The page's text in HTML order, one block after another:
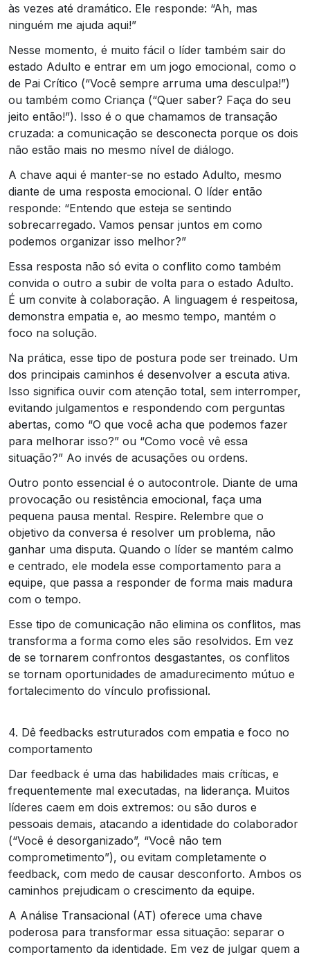
às vezes até dramático. Ele responde: “Ah, mas
ninguém me ajuda aqui!”
Nesse momento, é muito fácil o líder também sair do
estado Adulto e entrar em um jogo emocional, como o
de Pai Crítico (“Você sempre arruma uma desculpa!”)
ou também como Criança (“Quer saber? Faça do seu
jeito então!”). Isso é o que chamamos de transação
cruzada: a comunicação se desconecta porque os dois
não estão mais no mesmo nível de diálogo.
A chave aqui é manter-se no estado Adulto, mesmo
diante de uma resposta emocional. O líder então
responde: “Entendo que esteja se sentindo
sobrecarregado. Vamos pensar juntos em como
podemos organizar isso melhor?”
Essa resposta não só evita o conflito como também
convida o outro a subir de volta para o estado Adulto.
É um convite à colaboração. A linguagem é respeitosa,
demonstra empatia e, ao mesmo tempo, mantém o
foco na solução.
Na prática, esse tipo de postura pode ser treinado. Um
dos principais caminhos é desenvolver a escuta ativa.
Isso significa ouvir com atenção total, sem interromper,
evitando julgamentos e respondendo com perguntas
abertas, como “O que você acha que podemos fazer
para melhorar isso?” ou “Como você vê essa
situação?” Ao invés de acusações ou ordens.
Outro ponto essencial é o autocontrole. Diante de uma
provocação ou resistência emocional, faça uma
pequena pausa mental. Respire. Relembre que o
objetivo da conversa é resolver um problema, não
ganhar uma disputa. Quando o líder se mantém calmo
e centrado, ele modela esse comportamento para a
equipe, que passa a responder de forma mais madura
com o tempo.
Esse tipo de comunicação não elimina os conflitos, mas
transforma a forma como eles são resolvidos. Em vez
de se tornarem confrontos desgastantes, os conflitos
se tornam oportunidades de amadurecimento mútuo e
fortalecimento do vínculo profissional.
4. Dê feedbacks estruturados com empatia e foco no
comportamento
Dar feedback é uma das habilidades mais críticas, e
frequentemente mal executadas, na liderança. Muitos
líderes caem em dois extremos: ou são duros e
pessoais demais, atacando a identidade do colaborador
(“Você é desorganizado”, “Você não tem
comprometimento”), ou evitam completamente o
feedback, com medo de causar desconforto. Ambos os
caminhos prejudicam o crescimento da equipe.
A Análise Transacional (AT) oferece uma chave
poderosa para transformar essa situação: separar o
comportamento da identidade. Em vez de julgar quem a